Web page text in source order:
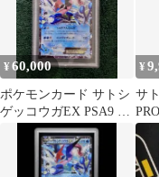
¥60,000
ポケモンカード サトシ
ゲッコウガEX PSA9 プ
ロモカード 218/XY-P
¥
サ
ロ
ロモ